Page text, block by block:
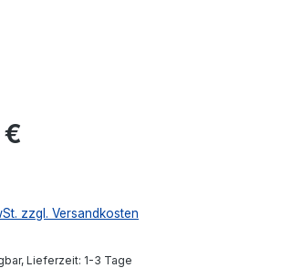
zzgl. Versandkosten
Lieferzeit: 1-3 Tage